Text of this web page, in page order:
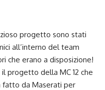
progetto sono stati
all’interno del team
che erano a disposizione!
il progetto della MC 12 che
da Maserati per